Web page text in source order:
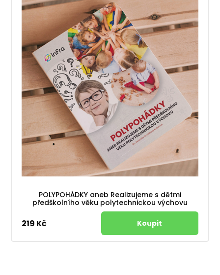
POLYPOHÁDKY aneb Realizujeme s dětmi
předškolního věku polytechnickou výchovu
219 Kč